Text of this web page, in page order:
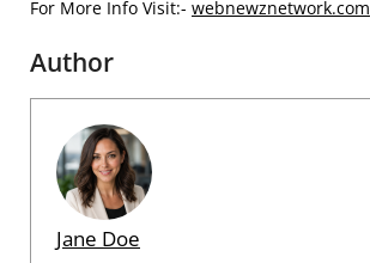
For More Info Visit:- webnewznetwork.com
Author
Jane Doe